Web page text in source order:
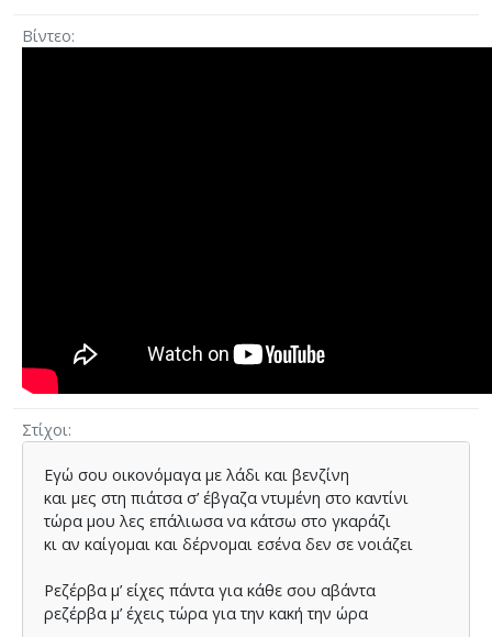
Βίντεο
Στίχοι
Εγώ σου οικονόµαγα µε λάδι και βενζίνη
και µες στη πιάτσα σ’ έβγαζα ντυµένη στο καντίνι
τώρα µου λες επάλιωσα να κάτσω στο γκαράζι
κι αν καίγοµαι και δέρνοµαι εσένα δεν σε νοιάζει
Ρεζέρβα µ’ είχες πάντα για κάθε σου αβάντα
ρεζέρβα µ’ έχεις τώρα για την κακή την ώρα